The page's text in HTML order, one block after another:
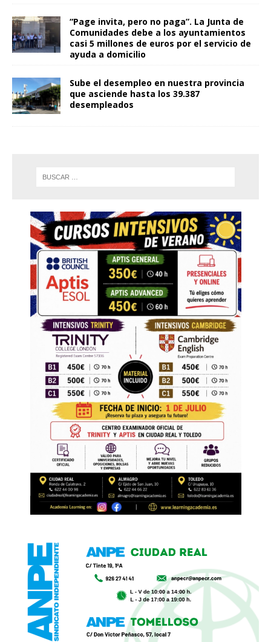
“Page invita, pero no paga”. La Junta de
Comunidades debe a los ayuntamientos
casi 5 millones de euros por el servicio de
ayuda a domicilio
Sube el desempleo en nuestra provincia
que asciende hasta los 39.387
desempleados